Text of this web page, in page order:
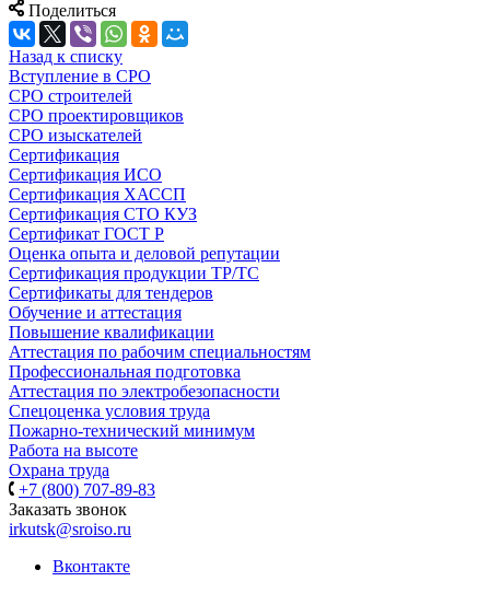
Поделиться
Назад к списку
Вступление в СРО
СРО строителей
СРО проектировщиков
СРО изыскателей
Сертификация
Сертификация ИСО
Сертификация ХАССП
Сертификация СТО КУЗ
Сертификат ГОСТ Р
Оценка опыта и деловой репутации
Сертификация продукции ТР/ТС
Сертификаты для тендеров
Обучение и аттестация
Повышение квалификации
Аттестация по рабочим специальностям
Профессиональная подготовка
Аттестация по электробезопасности
Спецоценка условия труда
Пожарно-технический минимум
Работа на высоте
Охрана труда
+7 (800) 707-89-83
Заказать звонок
irkutsk@sroiso.ru
Вконтакте